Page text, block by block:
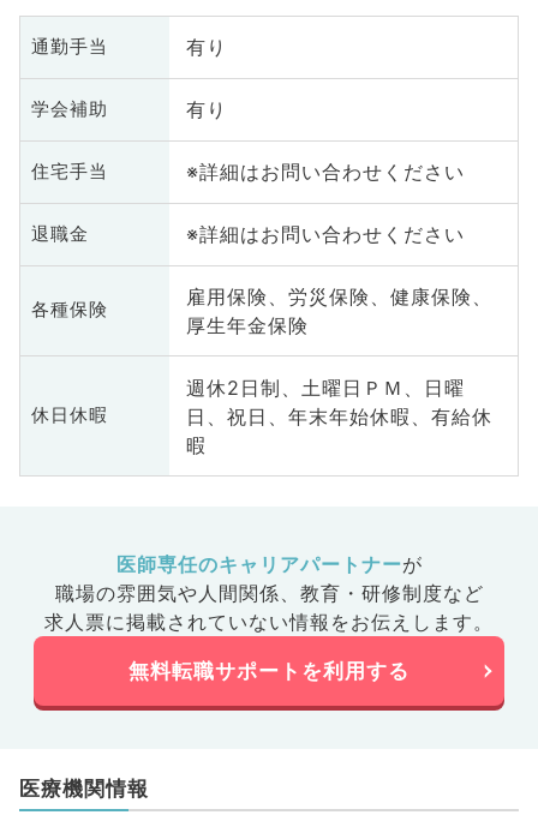
通勤手当 有り
学会補助 有り
住宅手当 ※詳細はお問い合わせください
退職金 ※詳細はお問い合わせください
各種保険
雇用保険、労災保険、健康保険、
厚生年金保険
休日休暇
週休2日制、土曜日ＰＭ、日曜
日、祝日、年末年始休暇、有給休
暇
医師専任のキャリアパートナーが
職場の雰囲気や人間関係、 教育・研修制度など
求人票に掲載されていない情報をお伝えします。
無料転職サポートを利用する
医療機関情報